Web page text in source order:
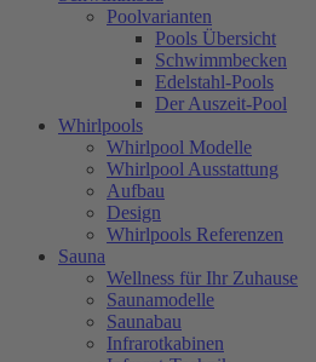
Poolvarianten
Pools Übersicht
Schwimmbecken
Edelstahl-Pools
Der Auszeit-Pool
Whirlpools
Whirlpool Modelle
Whirlpool Ausstattung
Aufbau
Design
Whirlpools Referenzen
Sauna
Wellness für Ihr Zuhause
Saunamodelle
Saunabau
Infrarotkabinen